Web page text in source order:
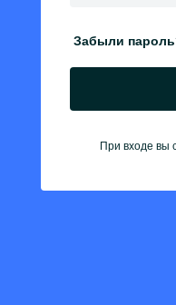
Забыли
При входе вы